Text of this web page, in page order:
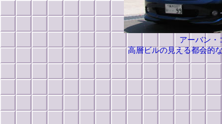
アーバン・
高層ビルの見える都会的